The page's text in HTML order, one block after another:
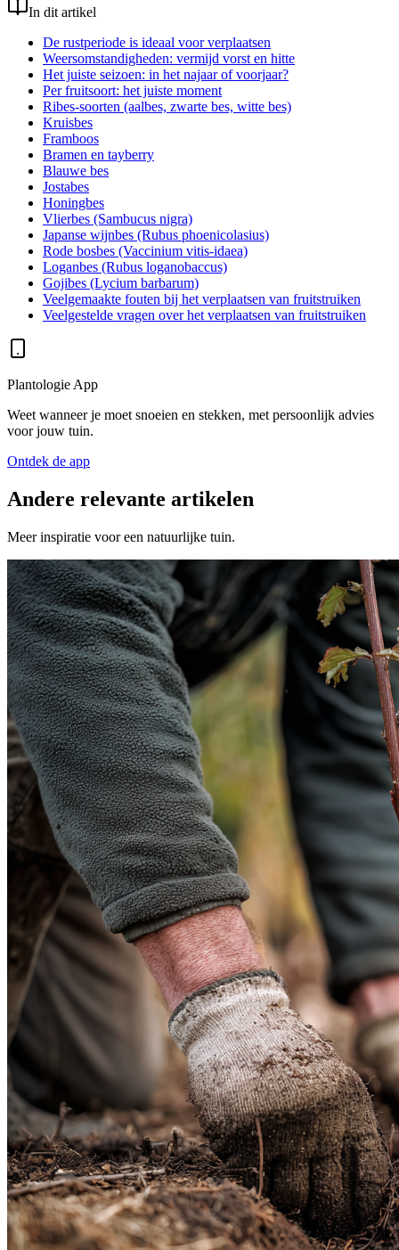
In dit artikel
De rustperiode is ideaal voor verplaatsen
Weersomstandigheden: vermijd vorst en hitte
Het juiste seizoen: in het najaar of voorjaar?
Per fruitsoort: het juiste moment
Ribes-soorten (aalbes, zwarte bes, witte bes)
Kruisbes
Framboos
Bramen en tayberry
Blauwe bes
Jostabes
Honingbes
Vlierbes (Sambucus nigra)
Japanse wijnbes (Rubus phoenicolasius)
Rode bosbes (Vaccinium vitis-idaea)
Loganbes (Rubus loganobaccus)
Gojibes (Lycium barbarum)
Veelgemaakte fouten bij het verplaatsen van fruitstruiken
Veelgestelde vragen over het verplaatsen van fruitstruiken
Plantologie App
Weet wanneer je moet snoeien en stekken, met persoonlijk advies
voor jouw tuin.
Ontdek de app
Andere relevante artikelen
Meer inspiratie voor een natuurlijke tuin.